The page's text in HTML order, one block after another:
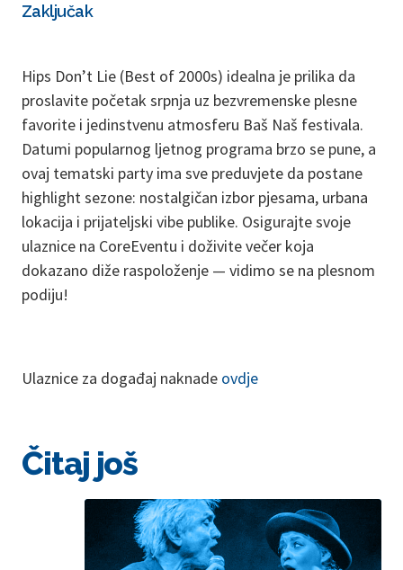
Zaključak
Hips Don’t Lie (Best of 2000s) idealna je prilika da
proslavite početak srpnja uz bezvremenske plesne
favorite i jedinstvenu atmosferu Baš Naš festivala.
Datumi popularnog ljetnog programa brzo se pune, a
ovaj tematski party ima sve preduvjete da postane
highlight sezone: nostalgičan izbor pjesama, urbana
lokacija i prijateljski vibe publike. Osigurajte svoje
ulaznice na CoreEventu i doživite večer koja
dokazano diže raspoloženje — vidimo se na plesnom
podiju!
Ulaznice za događaj naknade ovdje
Čitaj još